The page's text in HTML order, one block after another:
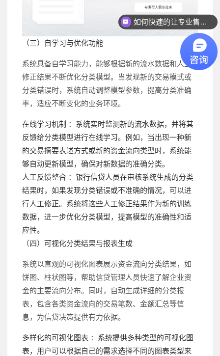
（三）自学习与优化功能
系统具备自学习能力，能够根据新的流水数据和人工
修正结果不断优化分类模型。当发现新的交易模式或
分类错误时，系统自动调整模型参数，提高分类准确
率，适应不断变化的业务环境。
在线学习机制 ：系统实时监测新的流水数据，并将其
反馈给分类模型进行在线学习。例如，当出现一种新
的交易摘要表述方式或新的资金流向类型时，系统能
够自动更新模型，确保对新数据的准确分类。
人工反馈整合 ：银行信贷人员在审核系统生成的分类
结果时，如果发现分类错误或不准确的情况，可以进
行人工修正。系统将这些人工修正结果作为新的训练
数据，进一步优化分类模型，提高模型的准确性和适
应性。
（四）可视化分类结果与报表生成
系统以直观的可视化图表展示资金流向分类结果，如
饼图、柱状图等，帮助信贷管理人员快速了解企业资
金的主要流向分布。同时，自动生成详细的分类报
表，包含各类资金流向的交易笔数、金额汇总等信
息，为信贷决策提供有力依据。
多样化的可视化图表 ：系统提供多种类型的可视化图
表，用户可以根据自己的需求选择不同的图表类型来
如何快速的让专业售前联系我？